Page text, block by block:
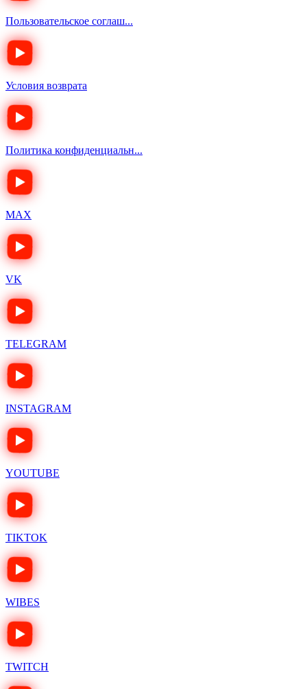
Пользовательское соглаш...
Условия возврата
Политика конфиденциальн...
MAX
VK
TELEGRAM
INSTAGRAM
YOUTUBE
TIKTOK
WIBES
TWITCH